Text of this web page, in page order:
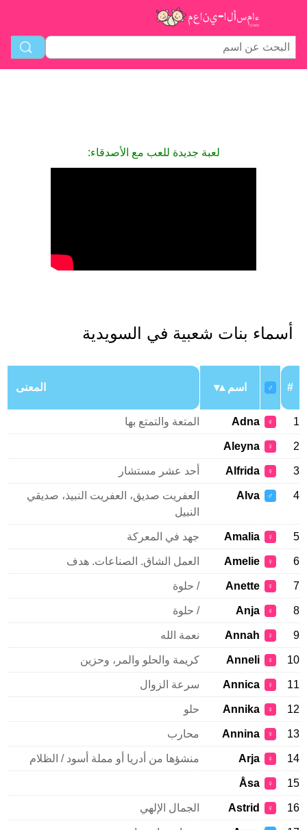
لعبة جديدة للعب مع الأصدقاء:
أسماء بنات شعبية في السويدية
#
♂ اسم المعنى
1
♀
Adna المتعة والتمتع بها
2
♀
Aleyna
3
♀
Alfrida أحد عشر مستشار
4
♂
Alva
العفريت صديق، العفريت النبيذ، صديقي
النبيل
5
♀
Amalia جهد في المعركة
6
♀
Amelie العمل الشاق. الصناعات. هدف
7
♀
Anette / حلوة
8
♀
Anja / حلوة
9
♀
Annah نعمة الله
10
♀
Anneli كريمة والحلو والمر، وحزين
11
♀
Annica سرعة الزوال
12
♀
Annika حلو
13
♀
Annina محارب
14
♀
Arja منشؤها من أدريا أو مملة أسود / الظلام
15
♀
Åsa
16
♀
Astrid الجمال الإلهي